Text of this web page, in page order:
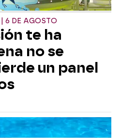
6 DE AGOSTO
te ha
no se
un panel